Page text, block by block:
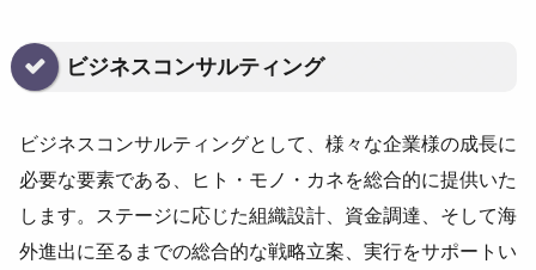
ビジネスコンサルティング
ビジネスコンサルティングとして、様々な企業様の成長に
必要な要素である、ヒト・モノ・カネを総合的に提供いた
します。ステージに応じた組織設計、資金調達、そして海
外進出に至るまでの総合的な戦略立案、実行をサポートい